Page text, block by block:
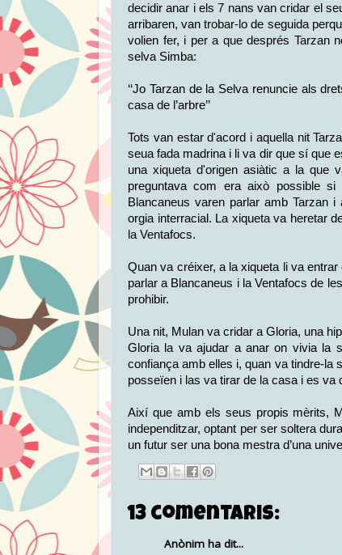
decidir anar i els 7 nans van cridar el
arribaren, van trobar-lo de seguida
volien fer, i per a que després Tarzan
selva Simba:
‘‘Jo Tarzan de la Selva renuncie als
casa de l’arbre’’
Tots van estar d'acord i aquella nit
seua fada madrina i li va dir que sí que
una xiqueta d'origen asiàtic a la que
preguntava com era això possible
Blancaneus varen parlar amb Tarzan
orgia interracial. La xiqueta va heretar
la Ventafocs.
Quan va créixer, a la xiqueta li va
parlar a Blancaneus i la Ventafocs de
prohibir.
Una nit, Mulan va cridar a Gloria, una
Gloria la va ajudar a anar on vivia la
confiança amb elles i, quan va tindre-la
posseïen i las va tirar de la casa i es va
Així que amb els seus propis mèrits,
independitzar, optant per ser soltera
un futur ser una bona mestra d’una
13 comentaris:
Anònim ha dit...